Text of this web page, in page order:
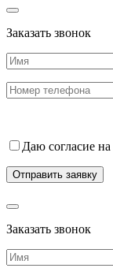
Заказать звонок
Даю согласие на
Заказать звонок